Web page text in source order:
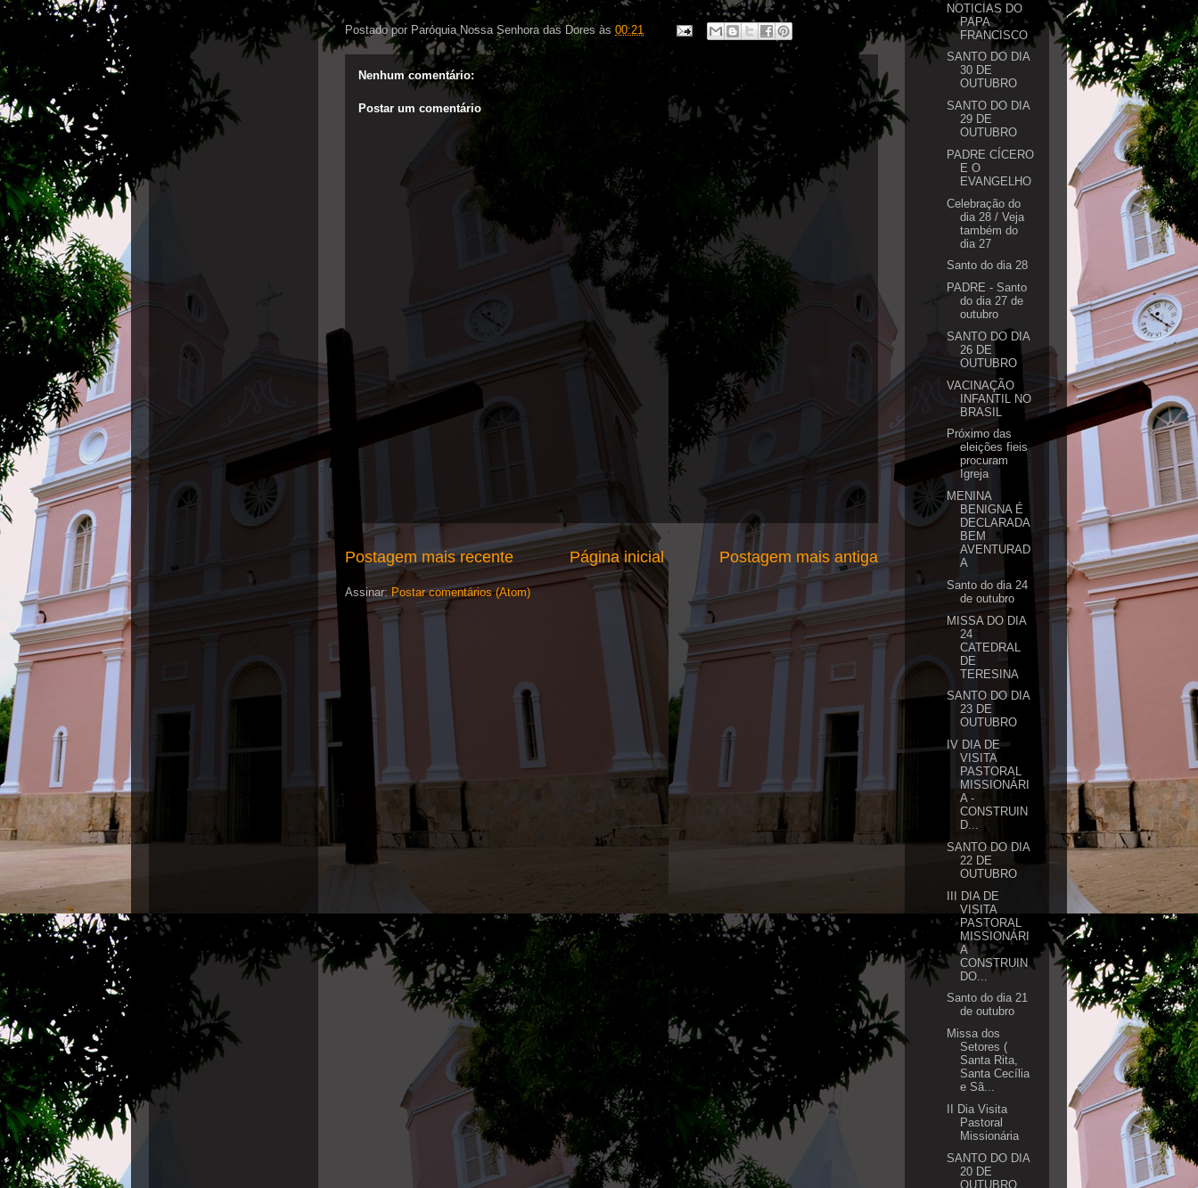
Postado por Paróquia Nossa Senhora das Dores às 00:21
Nenhum comentário:
Postar um comentário
Postagem mais recente Postagem mais antiga
Página inicial
Assinar:Postar comentários (Atom)
NOTICIAS DO
PAPA
FRANCISCO
SANTO DO DIA
30 DE
OUTUBRO
SANTO DO DIA
29 DE
OUTUBRO
PADRE CÍCERO
E O
EVANGELHO
Celebração do
dia 28 / Veja
também do
dia 27
Santo do dia 28
PADRE - Santo
do dia 27 de
outubro
SANTO DO DIA
26 DE
OUTUBRO
VACINAÇÃO
INFANTIL NO
BRASIL
Próximo das
eleições fieis
procuram
Igreja
MENINA
BENIGNA É
DECLARADA
BEM
AVENTURAD
A
Santo do dia 24
de outubro
MISSA DO DIA
24
CATEDRAL
DE
TERESINA
SANTO DO DIA
23 DE
OUTUBRO
IV DIA DE
VISITA
PASTORAL
MISSIONÁRI
A -
CONSTRUIN
D...
SANTO DO DIA
22 DE
OUTUBRO
III DIA DE
VISITA
PASTORAL
MISSIONÁRI
A
CONSTRUIN
DO...
Santo do dia 21
de outubro
Missa dos
Setores (
Santa Rita,
Santa Cecília
e Sã...
II Dia Visita
Pastoral
Missionária
SANTO DO DIA
20 DE
OUTUBRO